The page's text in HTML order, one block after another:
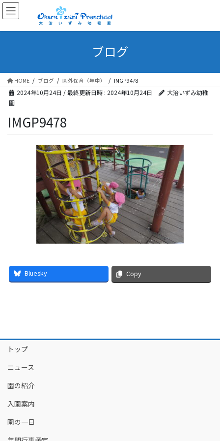
ブログ
HOME ブログ 園外保育（年中） IMGP9478
2024年10月24日 / 最終更新日時 : 2024年10月24日
大治いずみ幼稚
園
IMGP9478
Bluesky Copy
トップ
ニュース
園の紹介
入園案内
園の一日